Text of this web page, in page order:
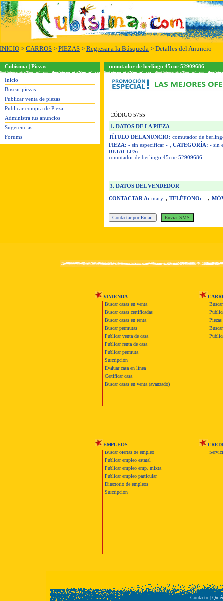
INICIO > CARROS > PIEZAS > Regresar a la Búsqueda > Detalles del Anuncio
Cubisima | Piezas
Inicio
Buscar piezas
Publicar venta de piezas
Publicar compra de Pieza
Administra tus anuncios
Sugerencias
Forums
comutador de berlingo 45cuc 52909686
CÓDIGO 5755
1. DATOS DE LA PIEZA
TÍTULO DEL ANUNCIO: comutador de
PIEZA: - sin especificar - CATEGORÍA: - sin
DETALLES:
comutador de berlingo 45cuc 52909686
3. DATOS DEL VENDEDOR
CONTACTAR A: mary , TELÉFONO: - ,
VIVIENDA
Buscar casas en venta
Buscar casas certificadas
Buscar casas en renta
Buscar permutas
Publicar venta de casa
Publicar renta de casa
Publicar permuta
Suscripción
Evaluar casa en línea
Certificar casa
Buscar casas en venta (avanzado)
Piezas
EMPLEOS
Buscar ofertas de empleo
Publicar empleo estatal
Publicar empleo emp. mixta
Publicar empleo particular
Directorio de empleos
Suscripción
Contacto|